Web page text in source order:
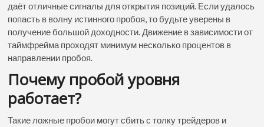
даёт отличные сигналы для открытия позиций. Если удалось
попасть в волну истинного пробоя, то будьте уверены в
получение большой доходности. Движение в зависимости от
таймфрейма проходят минимум несколько процентов в
направлении пробоя.
Почему пробой уровня
работает?
Такие ложные пробои могут сбить с толку трейдеров и